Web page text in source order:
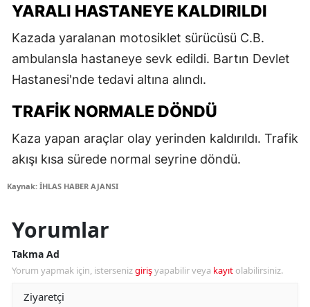
YARALI HASTANEYE KALDIRILDI
Kazada yaralanan motosiklet sürücüsü C.B.
ambulansla hastaneye sevk edildi. Bartın Devlet
Hastanesi'nde tedavi altına alındı.
TRAFIK NORMALE DÖNDÜ
Kaza yapan araçlar olay yerinden kaldırıldı. Trafik
akışı kısa sürede normal seyrine döndü.
Kaynak: İHLAS HABER AJANSI
Yorumlar
Takma Ad
Yorum yapmak için, istersenizgirişyapabilir veya kayıt olabilirsiniz.